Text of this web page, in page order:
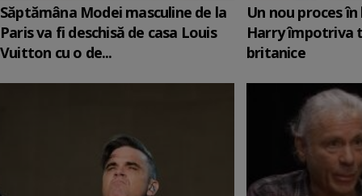
Săptămâna Modei masculine de la
Paris va fi deschisă de casa Louis
Vuitton cu o de...
Un nou proces
Harry împotriva
britanice